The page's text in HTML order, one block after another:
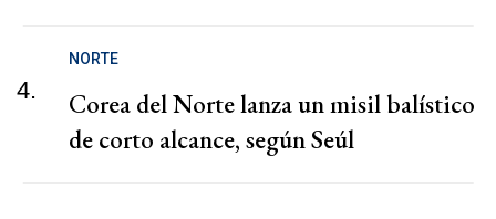
4.
NORTE
Corea del Norte lanza un misil balístico
de corto alcance, según Seúl